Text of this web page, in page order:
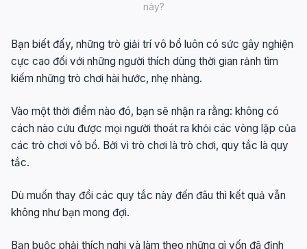
này?
Bạn biết đấy, những trò giải trí vô bổ luôn có sức gây nghiện
cực cao đối với những người thích dùng thời gian rảnh tìm
kiếm những trò chơi hài hước, nhẹ nhàng.
Vào một thời điểm nào đó, bạn sẽ nhận ra rằng: không có
cách nào cứu được mọi người thoát ra khỏi các vòng lặp của
các trò chơi vô bổ. Bởi vì trò chơi là trò chơi, quy tắc là quy
tắc.
Dù muốn thay đổi các quy tắc này đến đâu thì kết quả vẫn
không như bạn mong đợi.
Bạn buộc phải thích nghi và làm theo những gì vốn đã định